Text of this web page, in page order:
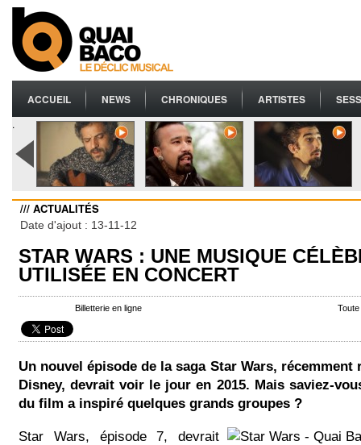
ACCUEIL NEWS CHRONIQUES ARTISTES
.
/// ACTUALITÉS
Date d'ajout : 13-11-12
STAR WARS : UNE MUSIQUE
UTILISÉE EN CONCERT
Billetterie en ligne
Un nouvel épisode de la saga Star Wars, récemment
Disney, devrait voir le jour en 2015. Mais saviez-
du film a inspiré quelques grands groupes ?
Star Wars, épisode 7, devrait